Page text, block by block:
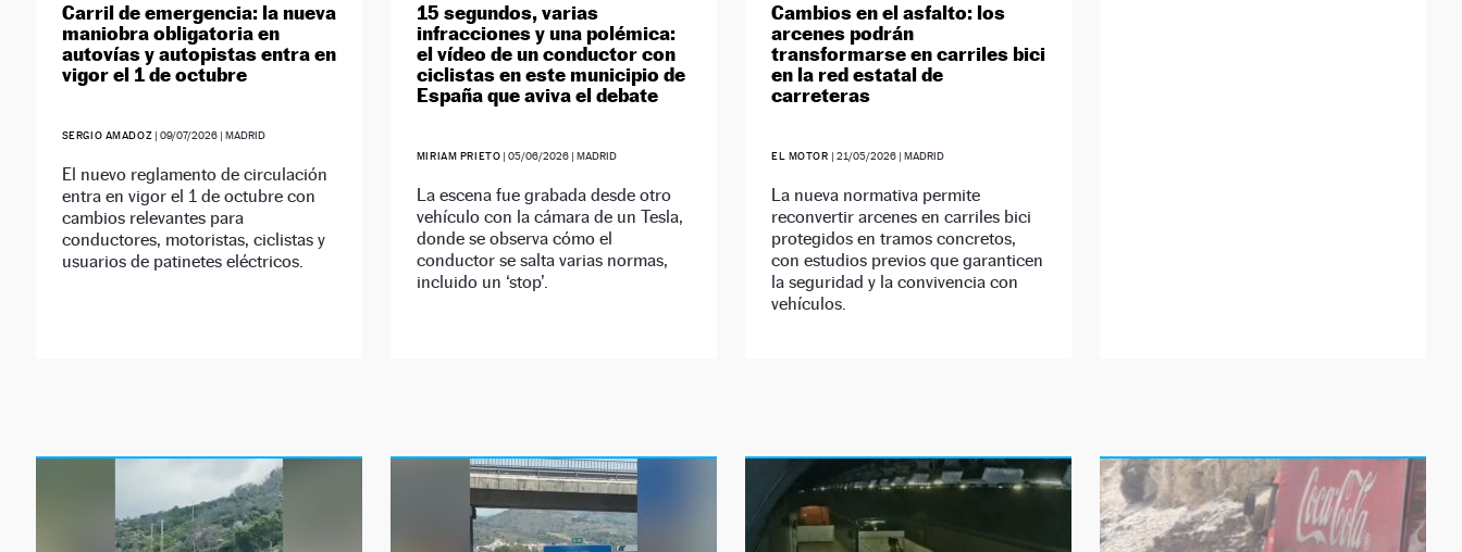
Carril de emergencia: la nueva
maniobra obligatoria en
autovías y autopistas entra en
vigor el 1 de octubre
SERGIO AMADOZ |09/07/2026 | MADRID
El nuevo reglamento de circulación
entra en vigor el 1 de octubre con
cambios relevantes para
conductores, motoristas, ciclistas y
usuarios de patinetes eléctricos.
15 segundos, varias
infracciones y una polémica:
el vídeo de un conductor con
ciclistas en este municipio de
España que aviva el debate
MIRIAM PRIETO |05/06/2026 | MADRID
La escena fue grabada desde otro
vehículo con la cámara de un Tesla,
donde se observa cómo el
conductor se salta varias normas,
incluido un ‘stop’.
Cambios en el asfalto: los
arcenes podrán
transformarse en carriles bici
en la red estatal de
carreteras
EL MOTOR | 21/05/2026| MADRID
La nueva normativa permite
reconvertir arcenes en carriles bici
protegidos en tramos concretos,
con estudios previos que garanticen
la seguridad y la convivencia con
vehículos.